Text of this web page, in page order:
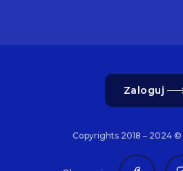
Zaloguj
Copyrights 2018 – 2024 ©